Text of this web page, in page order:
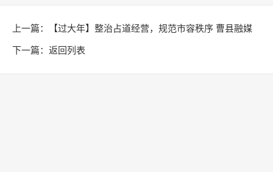
上一篇： 【过大年】整治占道经营，规范市容秩序 曹县融媒
出品
下一篇： 返回列表